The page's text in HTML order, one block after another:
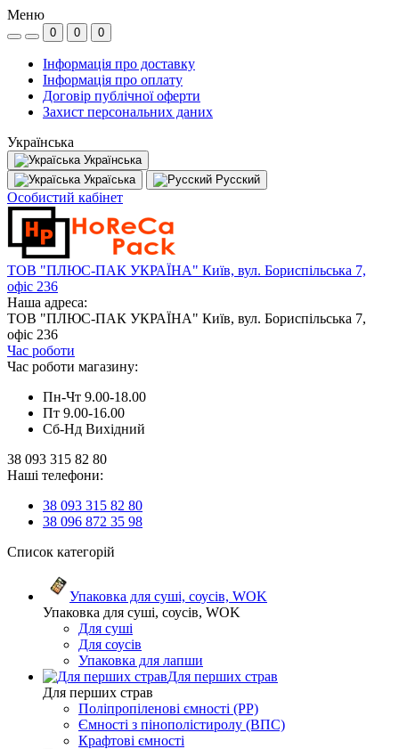
Меню
0 0 0
Інформація про доставку
Інформація про оплату
Договір публічної оферти
Захист персональних даних
Українська
Українська
Україська
Русский
Особистий кабінет
ТОВ "ПЛЮС-ПАК УКРАЇНА" Київ, вул. Бориспільська 7,
офіс 236
Наша адреса:
ТОВ "ПЛЮС-ПАК УКРАЇНА" Київ, вул. Бориспільська 7,
офіс 236
Час роботи
Час роботи магазину:
Пн-Чт 9.00-18.00
Пт 9.00-16.00
Сб-Нд Вихідний
38 093 315 82 80
Наші телефони:
38 093 315 82 80
38 096 872 35 98
Список категорій
Упаковка для суші, соусів, WOK
Упаковка для суші, соусів, WOK
Для суші
Для соусів
Упаковка для лапши
Для перших страв
Для перших страв
Поліпропіленові ємності (PP)
Ємності з пінополістиролу (ВПС)
Крафтові ємності